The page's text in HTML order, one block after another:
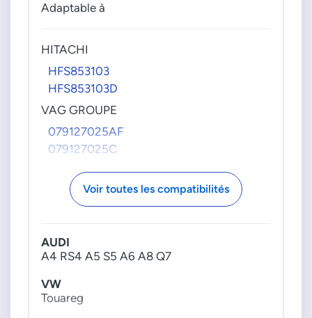
Adaptable à
HITACHI
HFS853103
HFS853103D
VAG GROUPE
079127025AF
079127025C
Voir toutes les compatibilités
AUDI
A4 RS4 A5 S5 A6 A8 Q7
VW
Touareg